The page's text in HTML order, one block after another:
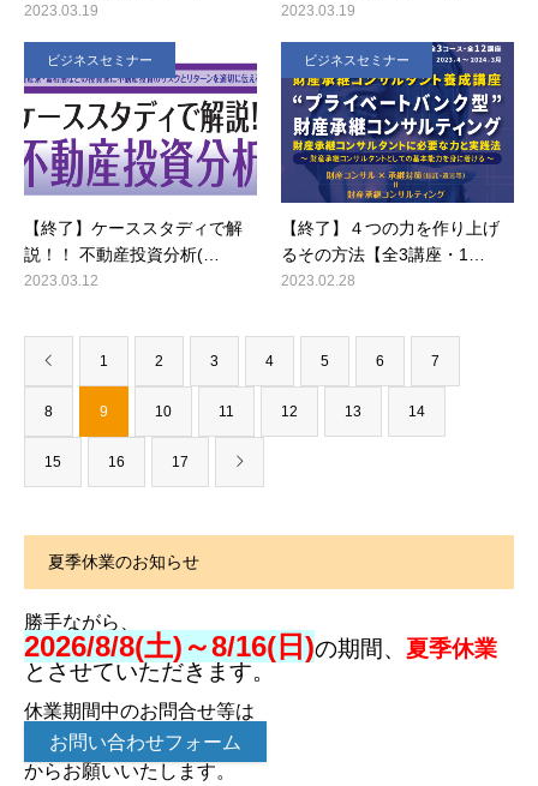
2023.03.19 2023.03.19
ビジネスセミナー
【終了】ケーススタディで解
説！！ 不動産投資分析(…
2023.03.12
ビジネスセミナー
【終了】４つの力を作り上げ
るその方法【全3講座・1…
2023.02.28
1 2 3 4 5 6 7
8 9 10 11 12 13 14
15 16 17
夏季休業のお知らせ
勝手ながら、
2026/8/8(土)～8/16(日)の期間、 夏季休業
とさせていただきます。
休業期間中のお問合せ等は
お問い合わせフォーム
からお願いいたします。